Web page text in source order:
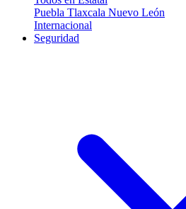
Puebla Tlaxcala Nuevo León
Internacional
Seguridad